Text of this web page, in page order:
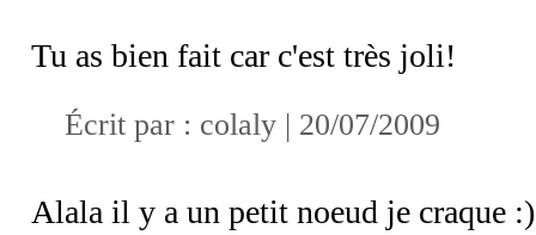
Tu as bien fait car c'est très joli!
Écrit par : colaly | 20/07/2009
Alala il y a un petit noeud je craque :)